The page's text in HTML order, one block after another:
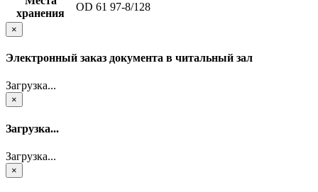
хранения
OD 61 97-8/128
×
Электронный заказ документа в читальный зал
Загрузка...
×
Загрузка...
Загрузка...
×